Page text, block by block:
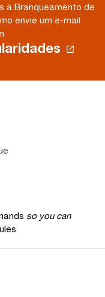
a Branqueamento de
envie um e-mail
so you can